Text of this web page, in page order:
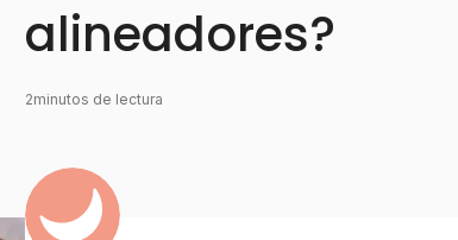
alineadores?
2minutos de lectura